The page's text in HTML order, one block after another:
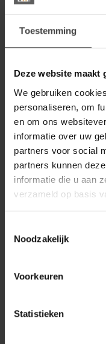
Toestemming
Deze website maakt
We gebruiken
personaliseren, om
en om ons
informatie over uw
partners voor social
partners kunnen
informatie die u aan
verzameld op basis
Noodzakelijk
Voorkeuren
Statistieken
WoonStijl
acacia
Op voorraad
Starfurn
Dakota
160 cm
Op voorraad
STARFURN
Starfurn
Dakota
200 cm
Of heb
gerust